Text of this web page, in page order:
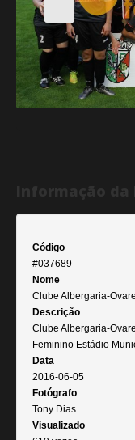
Código
#037689
Nome
Clube Albergaria-
Descrição
Clube Albergaria-
Feminino Estádio
Data
2016-06-05
Fotógrafo
Tony Dias
Visualizado